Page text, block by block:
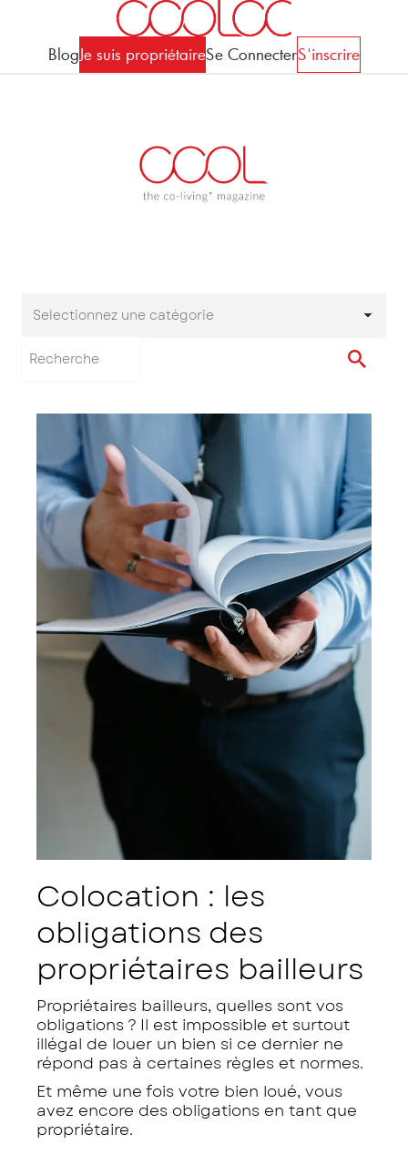
BlogJe suis propriétaireSe ConnecterS'inscrire
Selectionnez une
Selectionnez une catégorie
Colocation : les
obligations des
propriétaires bailleurs
Propriétaires bailleurs, quelles sont vos
obligations ? Il est impossible et surtout
illégal de louer un bien si ce dernier ne
répond pas à certaines règles et normes.
Et même une fois votre bien loué, vous
avez encore des obligations en tant que
propriétaire.